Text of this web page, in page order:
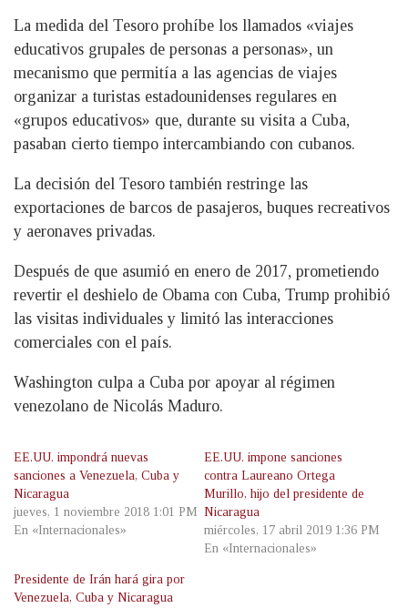
La medida del Tesoro prohíbe los llamados «viajes
educativos grupales de personas a personas», un
mecanismo que permitía a las agencias de viajes
organizar a turistas estadounidenses regulares en
«grupos educativos» que, durante su visita a Cuba,
pasaban cierto tiempo intercambiando con cubanos.
La decisión del Tesoro también restringe las
exportaciones de barcos de pasajeros, buques recreativos
y aeronaves privadas.
Después de que asumió en enero de 2017, prometiendo
revertir el deshielo de Obama con Cuba, Trump prohibió
las visitas individuales y limitó las interacciones
comerciales con el país.
Washington culpa a Cuba por apoyar al régimen
venezolano de Nicolás Maduro.
EE.UU. impondrá nuevas
sanciones a Venezuela, Cuba y
Nicaragua
jueves, 1 noviembre 2018 1:01 PM
En «Internacionales»
EE.UU. impone sanciones
contra Laureano Ortega
Murillo, hijo del presidente de
Nicaragua
miércoles, 17 abril 2019 1:36 PM
En «Internacionales»
Presidente de Irán hará gira por
Venezuela, Cuba y Nicaragua